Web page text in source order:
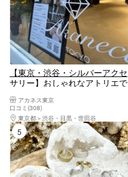
【東京・渋谷・シルバーアクセ
サリー】おしゃれなアトリエで
ング制作体験 デザイン豊富で
ペアリングにもおすすめ♪＜原
宿・表参道エリア＞
アカネス東京
口コミ(308)
東京都
渋谷・目黒・世田谷
5位